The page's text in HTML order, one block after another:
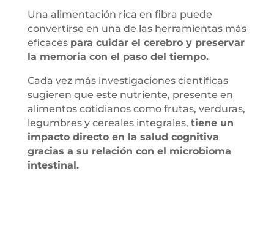
Una alimentación rica en fibra puede
convertirse en una de las herramientas más
eficaces para cuidar el cerebro y preservar
la memoria con el paso del tiempo.
Cada vez más investigaciones científicas
sugieren que este nutriente, presente en
alimentos cotidianos como frutas, verduras,
legumbres y cereales integrales, tiene un
impacto directo en la salud cognitiva
gracias a su relación con el microbioma
intestinal.